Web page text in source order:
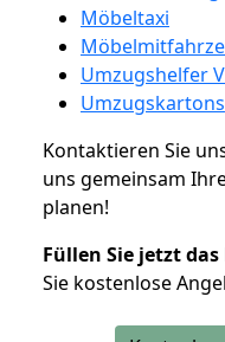
Möbeltaxi
Umzugshelfer
Umzugskartons
Kontaktieren Sie
uns gemeinsam
planen!
Füllen Sie jetzt
Sie kostenlose